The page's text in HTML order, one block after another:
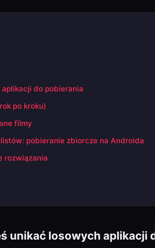
do pobierania
po kroku)
filmy
pobieranie zbiorcze na Androida
rozwiązania
unikać losowych aplikacji